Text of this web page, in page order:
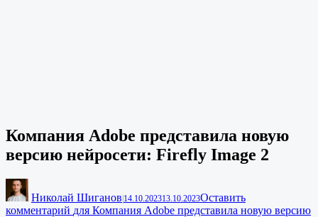
Компания Adobe представила новую
версию нейросети: Firefly Image 2
Николай Шиганов|14.10.202313.10.2023Оставить
комментарий для Компания Adobe представила новую версию